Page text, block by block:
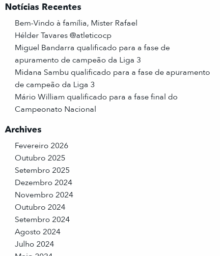
Notícias Recentes
Bem-Vindo à família, Mister Rafael
Hélder Tavares @atleticocp
Miguel Bandarra qualificado para a fase de
apuramento de campeão da Liga 3
Midana Sambu qualificado para a fase de apuramento
de campeão da Liga 3
Mário William qualificado para a fase final do
Campeonato Nacional
Archives
Fevereiro 2026
Outubro 2025
Setembro 2025
Dezembro 2024
Novembro 2024
Outubro 2024
Setembro 2024
Agosto 2024
Julho 2024